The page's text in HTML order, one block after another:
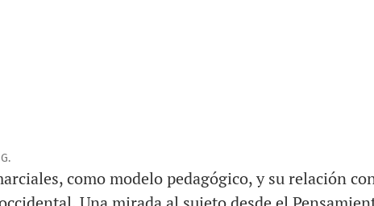
como modelo pedagógico, y su relación